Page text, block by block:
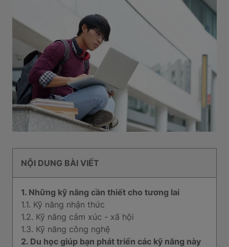
NỘI DUNG BÀI VIẾT
1. Những kỹ năng cần thiết cho tương lai
1.1. Kỹ năng nhận thức
1.2. Kỹ năng cảm xúc - xã hội
1.3. Kỹ năng công nghệ
2. Du học giúp bạn phát triển các kỹ năng này